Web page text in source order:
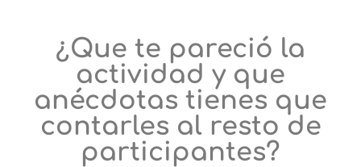
¿Que te pareció la
actividad y que
anécdotas tienes que
contarles al resto de
participantes?